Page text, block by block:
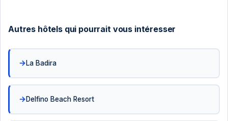
Autres hôtels qui pourrait vous intéresser
La Badira
Delfino Beach Resort